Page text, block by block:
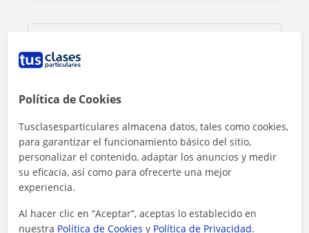
Al hacer clic, aceptas nuestro aviso legaly de privacidad
Política de Cookies
Tusclasesparticulares almacena datos, tales como cookies,
para garantizar el funcionamiento básico del sitio,
personalizar el contenido, adaptar los anuncios y medir
su eficacia, así como para ofrecerte una mejor
experiencia.
Al hacer clic en “Aceptar”, aceptas lo establecido en
nuestra Política de Cookies y Política de Privacidad.